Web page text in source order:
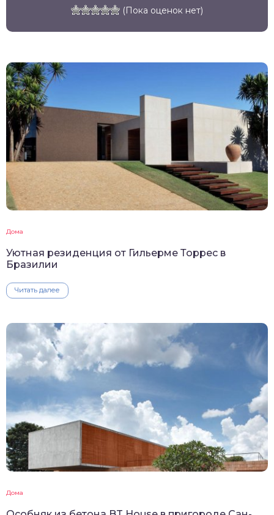
(Пока оценок нет)
Дома
Уютная резиденция от Гильерме Торрес в
Бразилии
Читать далее
Дома